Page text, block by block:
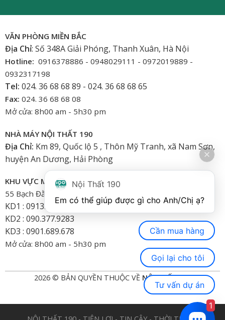
VĂN PHÒNG MIỀN BẮC
Địa Chỉ: Số 348A Giải Phóng, Thanh Xuân, Hà Nội
Hotline: 0916378886 - 0948029111 - 0972019889 -
0932317198
Tel: 024. 36 68 68 89 - 024. 36 68 68 65
Fax: 024. 36 68 68 08
Mở cửa: 8h00 am - 5h30 pm
NHÀ MÁY NỘI THẤT 190
Địa Chỉ: Km 89, Quốc lộ 5 , Thôn Mỹ Tranh, xã Nam Sơn,
huyện An Dương, Hải Phòng
KHU VỰC MIỀN NAM
55 Bạch Đằng, Phường 15, Bình Thạnh-HCM
KD1 : 0913.922.926
KD2 : 090.377.9283
KD3 : 0901.689.678
Mở cửa: 8h00 am - 5h30 pm
2026 © BẢN QUYỀN THUỘC VỀ NỘI THẤT 190
Nội Thất 190
Cần mua hàng
Gọi lại cho tôi
Tư vấn dự án
1